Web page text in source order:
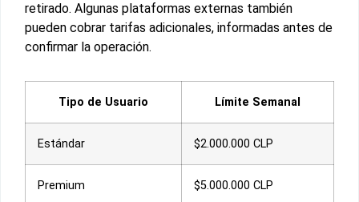
retirado. Algunas plataformas externas también
pueden cobrar tarifas adicionales, informadas antes de
confirmar la operación.
Tipo de Usuario Límite Semanal
Estándar $2.000.000 CLP
Premium $5.000.000 CLP